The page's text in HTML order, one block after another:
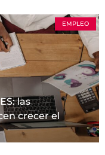
EMPLEO
las
crecer el